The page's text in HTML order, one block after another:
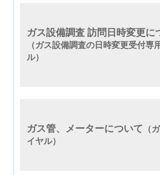
ガス設備調査 訪問日時変更に
（ガス設備調査の日時変更受付専
ル）
ガス管、メーターについて （
イヤル）